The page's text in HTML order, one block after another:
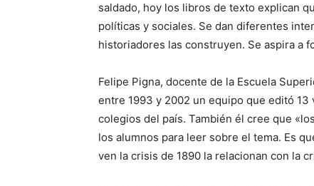
saldado, hoy los libros de texto explican
políticas y sociales. Se dan diferentes
historiadores las construyen. Se aspira a
Felipe Pigna, docente de la Escuela
entre 1993 y 2002 un equipo que editó
colegios del país. También él cree que
los alumnos para leer sobre el tema. Es
ven la crisis de 1890 la relacionan con la